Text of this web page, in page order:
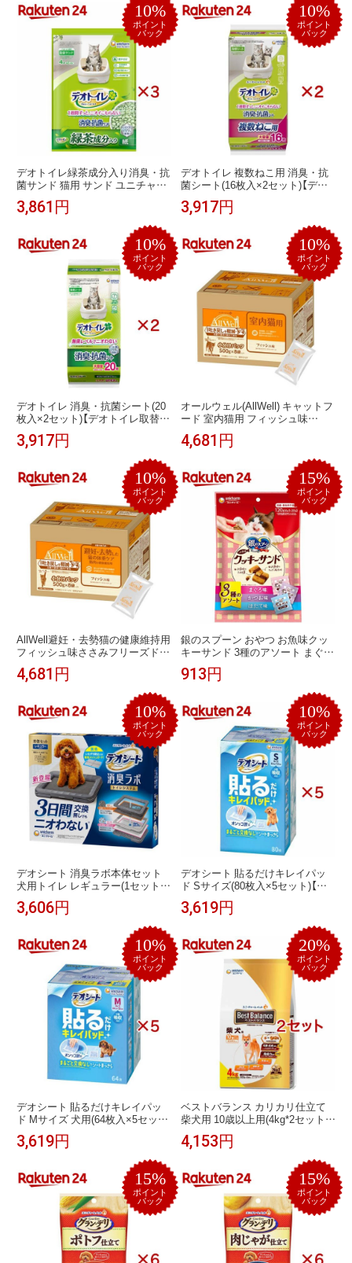
10%
ポイント
バック
デオトイレ緑茶成分入り消臭・抗
菌サンド 猫用 サンド ユニチャー
ム(4L×3セット)【デオトイレ取替
サンド】
3,861円
10%
ポイント
バック
デオトイレ 複数ねこ用 消臭・抗
菌シート(16枚入×2セット)【デオ
トイレ取替シート】
3,917円
10%
ポイント
バック
デオトイレ 消臭・抗菌シート(20
枚入×2セット)【デオトイレ取替シ
ート】
3,917円
10%
ポイント
バック
オールウェル(AllWell) キャットフ
ード 室内猫用 フィッシュ味
(4kg(500g×8袋))【オールウェル
(AllWell)】[吐き戻し軽減 国産]
4,681円
10%
ポイント
バック
AllWell避妊・去勢猫の健康維持用
フィッシュ味ささみフリーズドラ
イパウダー入り(4.0kg(500g×8袋)/
小分けパック)【オールウェル
(AllWell)】[吐き戻し軽減 国産]
4,681円
15%
ポイント
バック
銀のスプーン おやつ お魚味クッ
キーサンド 3種のアソート まぐろ
＆かつお＆ほたて味(120g)【銀の
スプーン おやつ】
913円
10%
ポイント
バック
デオシート 消臭ラボ本体セット
犬用トイレ レギュラー(1セット)
【デオシート消臭ラボ】[約2週間分
フィルター・マット付]
3,606円
10%
ポイント
バック
デオシート 貼るだけキレイパッ
ド Sサイズ(80枚入×5セット)【デ
オシートキレイパッド】
3,619円
10%
ポイント
バック
デオシート 貼るだけキレイパッ
ド Mサイズ 犬用(64枚入×5セット)
【デオシートキレイパッド】
3,619円
20%
ポイント
バック
ベストバランス カリカリ仕立て
柴犬用 10歳以上用(4kg*2セット)
【ベストバランス】
4,153円
15%
ポイント
バック
15%
ポイント
バック